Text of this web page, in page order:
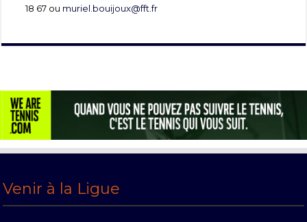
18 67 ou muriel.bouijoux@fft.fr
Venir à la Ligue